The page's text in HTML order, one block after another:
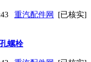
重汽配件网 [已核实]
螺栓